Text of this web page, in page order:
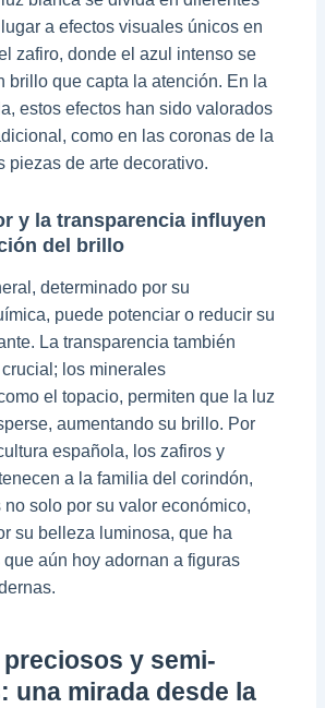
a efectos visuales únicos en
zafiro, donde el azul intenso se
brillo que capta la atención. En la
estos efectos han sido valorados
como en las coronas de la
piezas de arte decorativo.
y la transparencia influyen
del brillo
determinado por su
puede potenciar o reducir su
La transparencia también
los minerales
el topacio, permiten que la luz
aumentando su brillo. Por
española, los zafiros y
a la familia del corindón,
solo por su valor económico,
su belleza luminosa, que ha
aún hoy adornan a figuras
y semi-
una mirada desde la